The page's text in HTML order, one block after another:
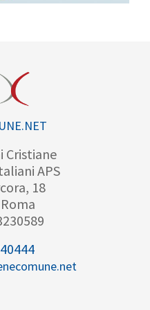
Cristiane
APS
18